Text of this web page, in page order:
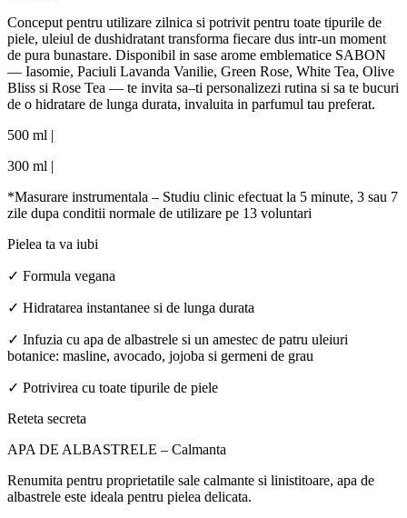
Conceput pentru utilizare zilnica si potrivit pentru toate tipurile de
piele, uleiul de dushidratant transforma fiecare dus intr-un moment
de pura bunastare. Disponibil in sase arome emblematice SABON
— Iasomie, Paciuli Lavanda Vanilie, Green Rose, White Tea, Olive
Bliss si Rose Tea — te invita sa–ti personalizezi rutina si sa te bucuri
de o hidratare de lunga durata, invaluita in parfumul tau preferat.
500 ml |
300 ml |
*Masurare instrumentala – Studiu clinic efectuat la 5 minute, 3 sau 7
zile dupa conditii normale de utilizare pe 13 voluntari
Pielea ta va iubi
✓ Formula vegana
✓ Hidratarea instantanee si de lunga durata
✓ Infuzia cu apa de albastrele si un amestec de patru uleiuri
botanice: masline, avocado, jojoba si germeni de grau
✓ Potrivirea cu toate tipurile de piele
Reteta secreta
APA DE ALBASTRELE – Calmanta
Renumita pentru proprietatile sale calmante si linistitoare, apa de
albastrele este ideala pentru pielea delicata.